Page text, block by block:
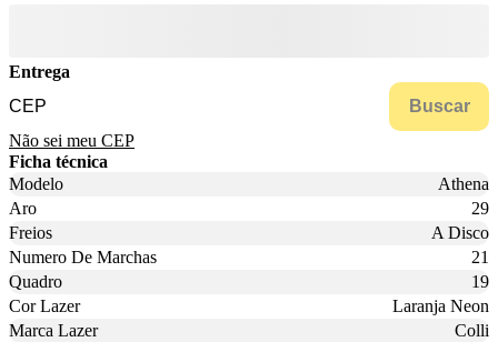
Entrega
Buscar
Não sei meu CEP
Ficha técnica
Modelo
Athena
Aro
29
Freios
A Disco
Numero De Marchas
21
Quadro
19
Cor Lazer
Laranja Neon
Marca Lazer
Colli